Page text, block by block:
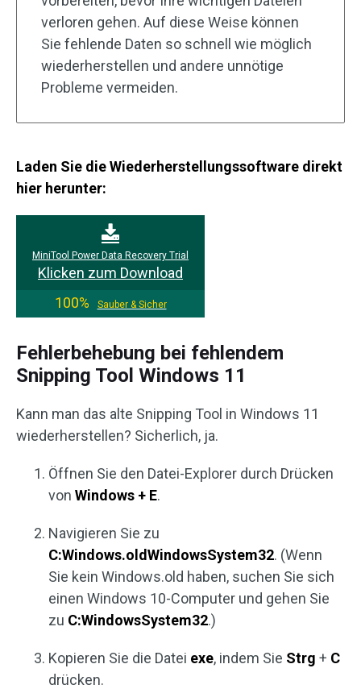
verloren gehen. Auf diese Weise können
Sie fehlende Daten so schnell wie möglich
wiederherstellen und andere unnötige
Probleme vermeiden.
Laden Sie die Wiederherstellungssoftware direkt
hier herunter:
MiniTool Power Data Recovery Trial
Klicken zum Download
100%
Sauber & Sicher
Fehlerbehebung bei fehlendem
Snipping Tool Windows 11
Kann man das alte Snipping Tool in Windows 11
wiederherstellen? Sicherlich, ja.
Öffnen Sie den Datei-Explorer durch Drücken
von Windows + E.
Navigieren Sie zu
C:Windows.oldWindowsSystem32. (Wenn
Sie kein Windows.old haben, suchen Sie sich
einen Windows 10-Computer und gehen Sie
zu C:WindowsSystem32.)
Kopieren Sie die Datei exe, indem Sie Strg + C
drücken.